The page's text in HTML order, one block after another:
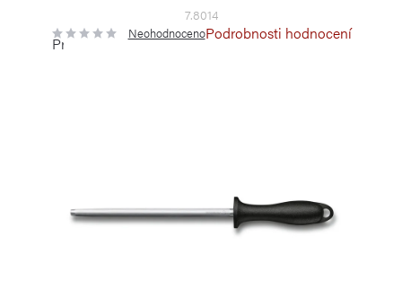
7.8014
Průměrné
hodnocení
NeohodnocenoPodrobnosti hodnocení